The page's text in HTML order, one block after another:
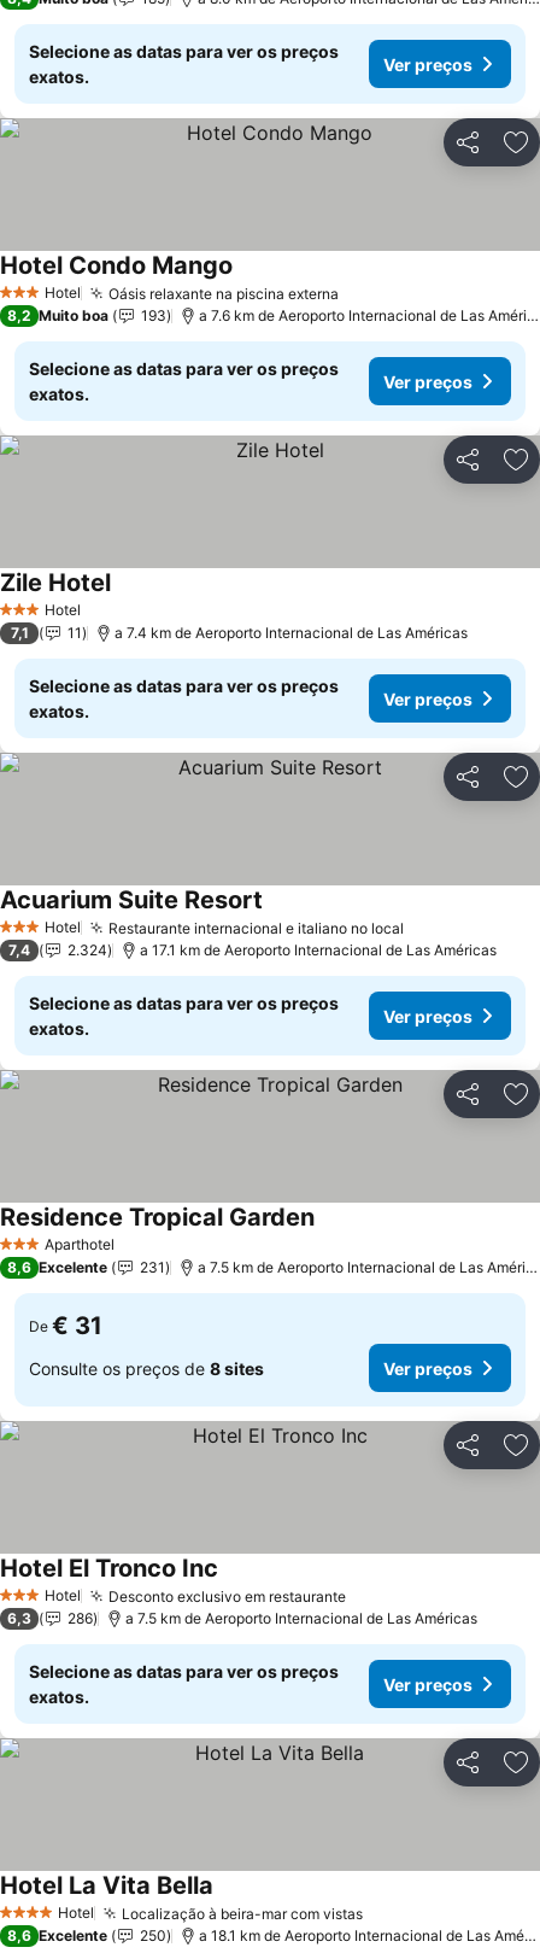
Selecione as datas para ver os preços
exatos.
Ver preços
Partilhar
3 EstrelasHotel Oásis relaxante na piscina externa
Hotel Condo Mango
8,2 Muito boa 193 a 7.6 km de Aeroporto Internacional de Las Américas
Selecione as datas para ver os preços
exatos.
Ver preços
Partilhar
3 EstrelasHotel
Zile Hotel
7,1 11 a 7.4 km de Aeroporto Internacional de Las Américas
Selecione as datas para ver os preços
exatos.
Ver preços
Partilhar
3 EstrelasHotel Restaurante internacional e italiano no local
Acuarium Suite Resort
7,4 2.324 a 17.1 km de Aeroporto Internacional de Las Américas
Selecione as datas para ver os preços
exatos.
Ver preços
Partilhar
3 EstrelasAparthotel
Residence Tropical Garden
8,6 Excelente 231 a 7.5 km de Aeroporto Internacional de Las Américas
De € 31
Consulte os preços de 8 sites Ver preços
Partilhar
3 EstrelasHotel Desconto exclusivo em restaurante
Hotel El Tronco Inc
6,3 286 a 7.5 km de Aeroporto Internacional de Las Américas
Selecione as datas para ver os preços
exatos.
Ver preços
Partilhar
4 EstrelasHotel Localização à beira-mar com vistas
Hotel La Vita Bella
8,6 Excelente 250 a 18.1 km de Aeroporto Internacional de Las Américas